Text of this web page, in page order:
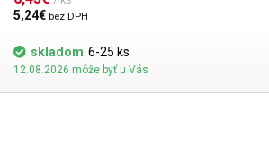
5,24€ bez DPH
skladom 6-25 ks
12.08.2026 môže byť u Vás